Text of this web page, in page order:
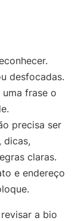
desfocadas.
frase o
precisa ser
dicas,
claras.
e endereço
a bio